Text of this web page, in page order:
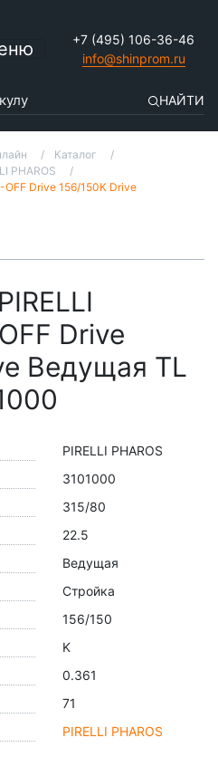
+7 (495) 106-36-46
info@shinprom.ru
НАЙТИ
Каталог
PHAROS
OFF Drive 156/150K Drive
Drive
Ведущая TL
PIRELLI PHAROS
3101000
315/80
22.5
Ведущая
Стройка
156/150
K
0.361
71
PIRELLI PHAROS